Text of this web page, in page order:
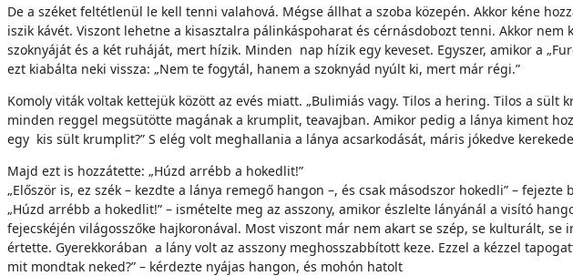
De a széket feltétlenül le kell tenni valahová. Mégse állhat a szoba közepén. Akkor kéne
iszik kávét. Viszont lehetne a kisasztalra pálinkáspoharat és cérnásdobozt tenni. Akkor
szoknyáját és a két ruháját, mert hízik. Minden nap hízik egy keveset. Egyszer, amikor a
ezt kiabálta neki vissza: „Nem te fogytál, hanem a szoknyád nyúlt ki, mert már régi.”
Komoly viták voltak kettejük között az evés miatt. „Bulimiás vagy. Tilos a hering. Tilos a
minden reggel megsütötte magának a krumplit, teavajban. Amikor pedig a lánya kiment
egy kis sült krumplit?” S elég volt meghallania a lánya acsarkodását, máris jókedve
Majd ezt is hozzátette: „Húzd arrébb a hokedlit!”
„Először is, ez szék – kezdte a lánya remegő hangon –, és csak másodszor hokedli” – fejezte
„Húzd arrébb a hokedlit!” – ismételte meg az asszony, amikor észlelte lányánál a visító
fejecskéjén világosszőke hajkoronával. Most viszont már nem akart se szép, se kulturált,
értette. Gyerekkorában a lány volt az asszony meghosszabbított keze. Ezzel a kézzel
mit mondtak neked?” – kérdezte nyájas hangon, és mohón hatolt